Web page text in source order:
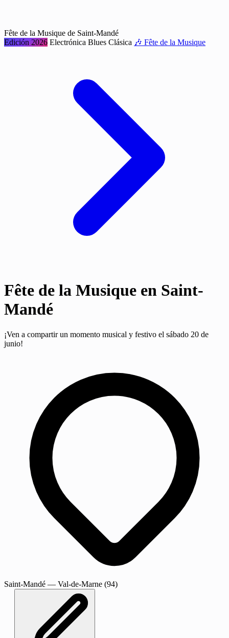
Fête de la Musique de Saint-Mandé
Edición 2026 Electrónica Blues Clásica 🎶 Fête de la Musique
Fête de la Musique en Saint-
Mandé
¡Ven a compartir un momento musical y festivo el sábado 20 de
junio!
Saint-Mandé — Val-de-Marne (94)